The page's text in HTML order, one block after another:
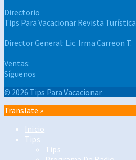
Directorio
Tips Para Vacacionar Revista Turística
Director General: Lic. Irma Carreon T.
Ventas:
Síguenos
© 2026 Tips Para Vacacionar
Translate »
Inicio
Tips
Tips